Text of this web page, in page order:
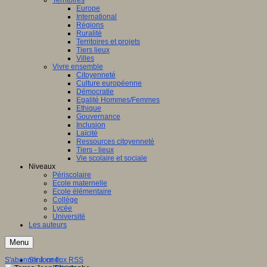
Europe
International
Régions
Ruralité
Territoires et projets
Tiers lieux
Villes
Vivre ensemble
Citoyenneté
Culture européenne
Démocratie
Egalité Hommes/Femmes
Ethique
Gouvernance
Inclusion
Laïcité
Ressources citoyenneté
Tiers - lieux
Vie scolaire et sociale
Niveaux
Périscolaire
Ecole maternelle
Ecole élémentaire
Collège
Lycée
Université
Les auteurs
Menu
S'informer
S'abonner à ce flux RSS